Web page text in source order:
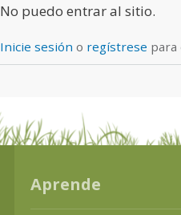
No puedo entrar al sitio.
Inicie sesión o regístrese para
Aprende